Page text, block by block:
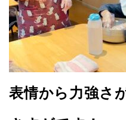
表情から力強さ